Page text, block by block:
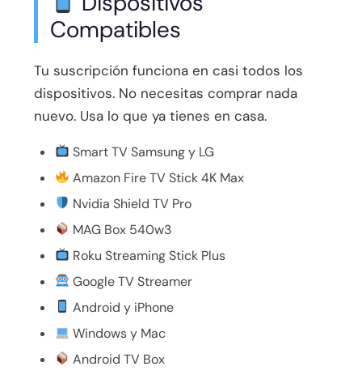
Compatibles
Tu suscripción funciona en casi todos los
dispositivos. No necesitas comprar nada
nuevo. Usa lo que ya tienes en casa.
Smart TV Samsung y LG
Amazon Fire TV Stick 4K Max
Nvidia Shield TV Pro
MAG Box 540w3
Roku Streaming Stick Plus
Google TV Streamer
Android y iPhone
Windows y Mac
Android TV Box